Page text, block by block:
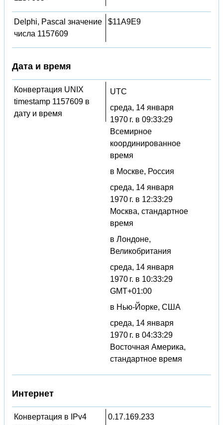
Delphi, Pascal значение
числа 1157609
$11A9E9
Дата и время
Конвертация UNIX
timestamp 1157609 в
дату и время
UTC
среда, 14 января
1970 г. в 09:33:29
Всемирное
координированное
время
в Москве, Россия
среда, 14 января
1970 г. в 12:33:29
Москва, стандартное
время
в Лондоне,
Великобритания
среда, 14 января
1970 г. в 10:33:29
GMT+01:00
в Нью-Йорке, США
среда, 14 января
1970 г. в 04:33:29
Восточная Америка,
стандартное время
Интернет
Конвертация в IPv4
0.17.169.233